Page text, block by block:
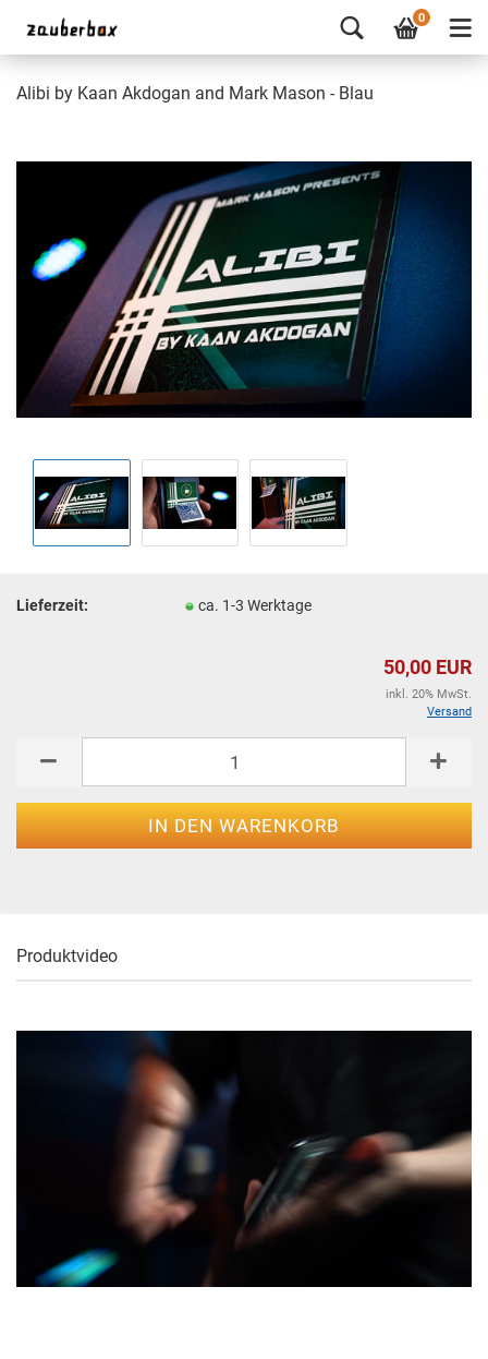
0
Alibi by Kaan Akdogan and Mark Mason - Blau
Lieferzeit: ca. 1-3 Werktage
50,00 EUR
inkl. 20% MwSt.
Versand
Produktvideo